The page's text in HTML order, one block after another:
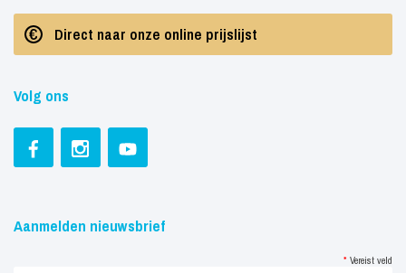
Direct naar onze online prijslijst
Volg ons
Aanmelden nieuwsbrief
* Vereist veld